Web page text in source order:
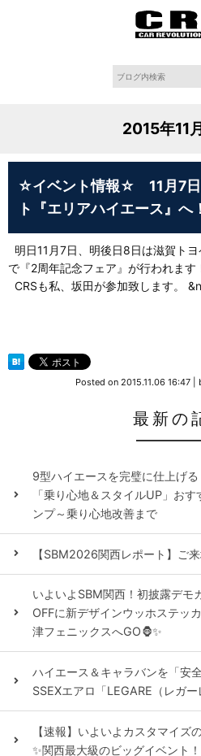
2015年11
☆イベント情報☆ 11月7日
ト『エリアハイエース』へ！
明日11月7日、明後日8日は滋賀ト
で『2周年記念フェア』が行われます
CRSも私、坂田が参加致します。
Posted on 2015.11.06 16:47
最新の
9型ハイエースを完璧に仕上げ
「乗り心地＆スタイルUP」お
ンプ～乗り心地改善まで
【SBM2026関西レポート】ご
いよいよSBM関西！初披露デモ
OFFに新デザインウッホステッ
津フェニックスへGO🦍✨
ハイエース＆キャラバンを「安
SSEXエアロ「LEGARE（レガー
【速報】いよいよカスタマイ
✨関西最大級のビッグイベント！